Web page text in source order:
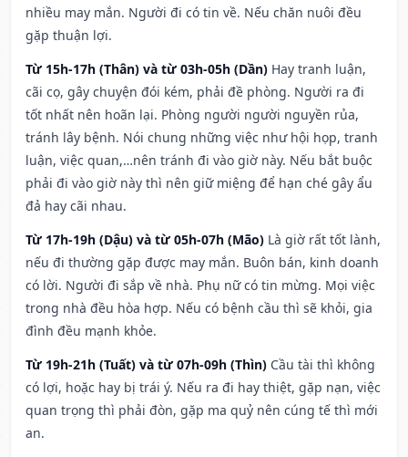
nhiều may mắn. Người đi có tin về. Nếu chăn nuôi đều
gặp thuận lợi.
Từ 15h-17h (Thân) và từ 03h-05h (Dần) Hay tranh luận,
cãi cọ, gây chuyện đói kém, phải đề phòng. Người ra đi
tốt nhất nên hoãn lại. Phòng người người nguyền rủa,
tránh lây bệnh. Nói chung những việc như hội họp, tranh
luận, việc quan,…nên tránh đi vào giờ này. Nếu bắt buộc
phải đi vào giờ này thì nên giữ miệng để hạn ché gây ẩu
đả hay cãi nhau.
Từ 17h-19h (Dậu) và từ 05h-07h (Mão) Là giờ rất tốt lành,
nếu đi thường gặp được may mắn. Buôn bán, kinh doanh
có lời. Người đi sắp về nhà. Phụ nữ có tin mừng. Mọi việc
trong nhà đều hòa hợp. Nếu có bệnh cầu thì sẽ khỏi, gia
đình đều mạnh khỏe.
Từ 19h-21h (Tuất) và từ 07h-09h (Thìn) Cầu tài thì không
có lợi, hoặc hay bị trái ý. Nếu ra đi hay thiệt, gặp nạn, việc
quan trọng thì phải đòn, gặp ma quỷ nên cúng tế thì mới
an.